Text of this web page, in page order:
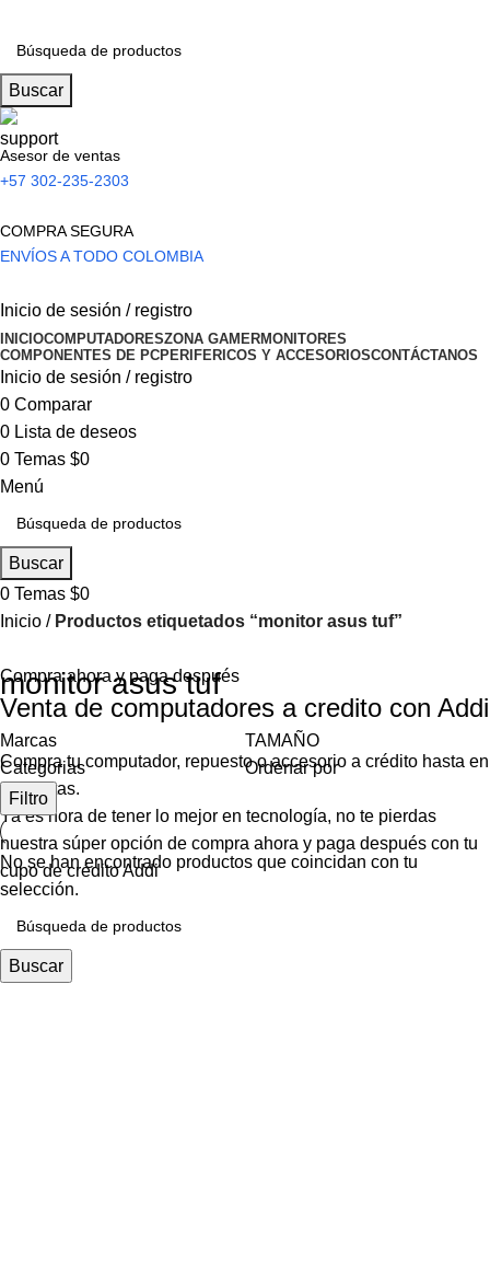
Buscar
Asesor de ventas
+57 302-235-2303
COMPRA SEGURA
ENVÍOS A TODO COLOMBIA
Inicio de sesión / registro
INICIOCOMPUTADORESZONA GAMERMONITORES
COMPONENTES DE PCPERIFERICOS Y ACCESORIOSCONTÁCTANOS
Inicio de sesión / registro
0 Comparar
0 Lista de deseos
0 Temas $0
Menú
Buscar
0 Temas $0
Inicio
Productos etiquetados “monitor asus tuf”
Compra ahora y paga después
Venta de computadores a credito con Addi
Compra tu computador, repuesto o accesorio a crédito hasta en
24 cuotas.
Ya es hora de tener lo mejor en tecnología, no te pierdas
nuestra súper opción de compra ahora y paga después con tu
cupo de crédito Addi
monitor asus tuf
Marcas
TAMAÑO
Categorias
Ordenar por
Filtro
No se han encontrado productos que coincidan con tu
selección.
Buscar